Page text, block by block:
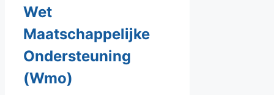
Wet
Maatschappelijke
Ondersteuning
(Wmo)